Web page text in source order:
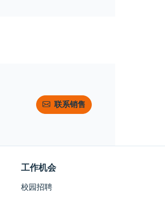
联系销售
工作机会
校园招聘